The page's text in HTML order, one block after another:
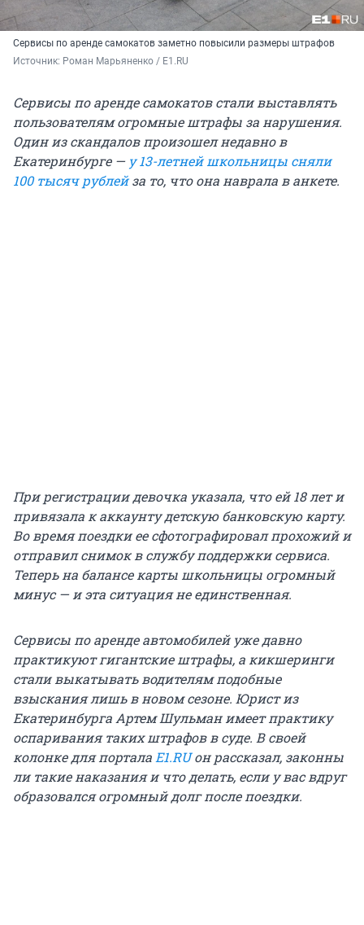
Сервисы по аренде самокатов заметно повысили размеры штрафов
Источник: Роман Марьяненко / E1.RU
Сервисы по аренде самокатов стали выставлять
пользователям огромные штрафы за нарушения.
Один из скандалов произошел недавно в
Екатеринбурге — у 13-летней школьницы сняли
100 тысяч рублейза то, что она наврала в анкете.
При регистрации девочка указала, что ей 18 лет и
привязала к аккаунту детскую банковскую карту.
Во время поездки ее сфотографировал прохожий и
отправил снимок в службу поддержки сервиса.
Теперь на балансе карты школьницы огромный
минус — и эта ситуация не единственная.
Сервисы по аренде автомобилей уже давно
практикуют гигантские штрафы, а кикшеринги
стали выкатывать водителям подобные
взыскания лишь в новом сезоне. Юрист из
Екатеринбурга Артем Шульман имеет практику
оспаривания таких штрафов в суде. В своей
колонке для портала E1.RUон рассказал, законны
ли такие наказания и что делать, если у вас вдруг
образовался огромный долг после поездки.